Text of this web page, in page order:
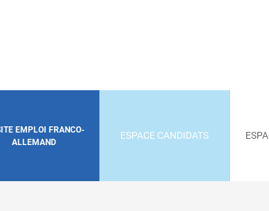
EMPLOI FRANCO-
ALLEMAND
ESPACE CANDIDATS